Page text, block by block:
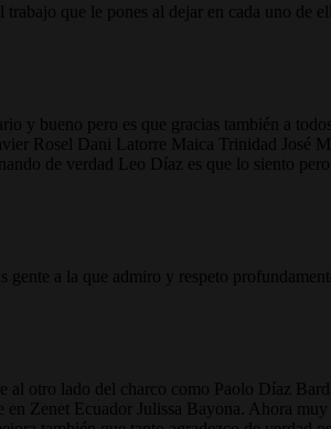
que le pones al dejar en cada uno de
y bueno pero es que gracias también a
Rosel Dani Latorre Maica Trinidad
de verdad Leo Díaz es que lo siento
gente a la que admiro y respeto
al otro lado del charco como Paolo Díaz
en Zenet Ecuador Julissa Bayona. Ahora